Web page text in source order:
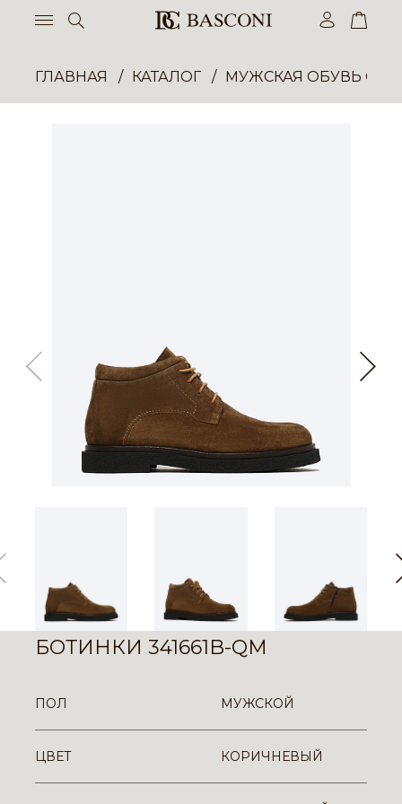
ГЛАВНАЯ КАТАЛОГ МУЖСКАЯ ОБУВЬ
БОТИНКИ 341661B-QM
ПОЛ МУЖСКОЙ
ЦВЕТ КОРИЧНЕВЫЙ